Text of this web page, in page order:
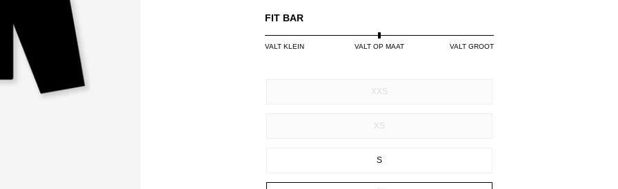
FIT BAR
VALT KLEIN VALT OP MAAT VALT GROOT
XXS
XS
S